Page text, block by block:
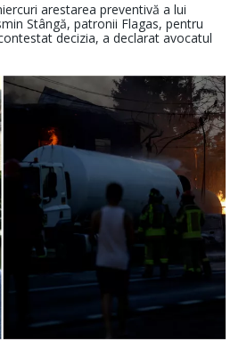
arestarea preventivă a lui
Stângă, patronii Flagas, pentru
decizia, a declarat avocatul